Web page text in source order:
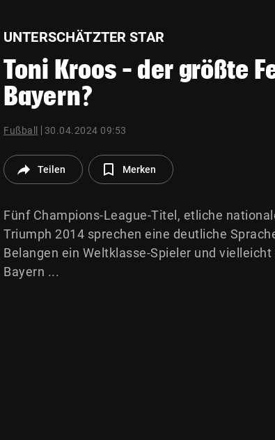
Muthgasse 2, 1190 Wien
UNTERSCHÄTZTER STAR
Toni Kroos – der größte
Bayern?
Fußball 30.04.2024 09:53
Teilen Merken
Fünf Champions-League-Titel, etliche
Triumph 2014 sprechen eine deutliche
Belangen ein Weltklasse-Spieler und
Bayern ...